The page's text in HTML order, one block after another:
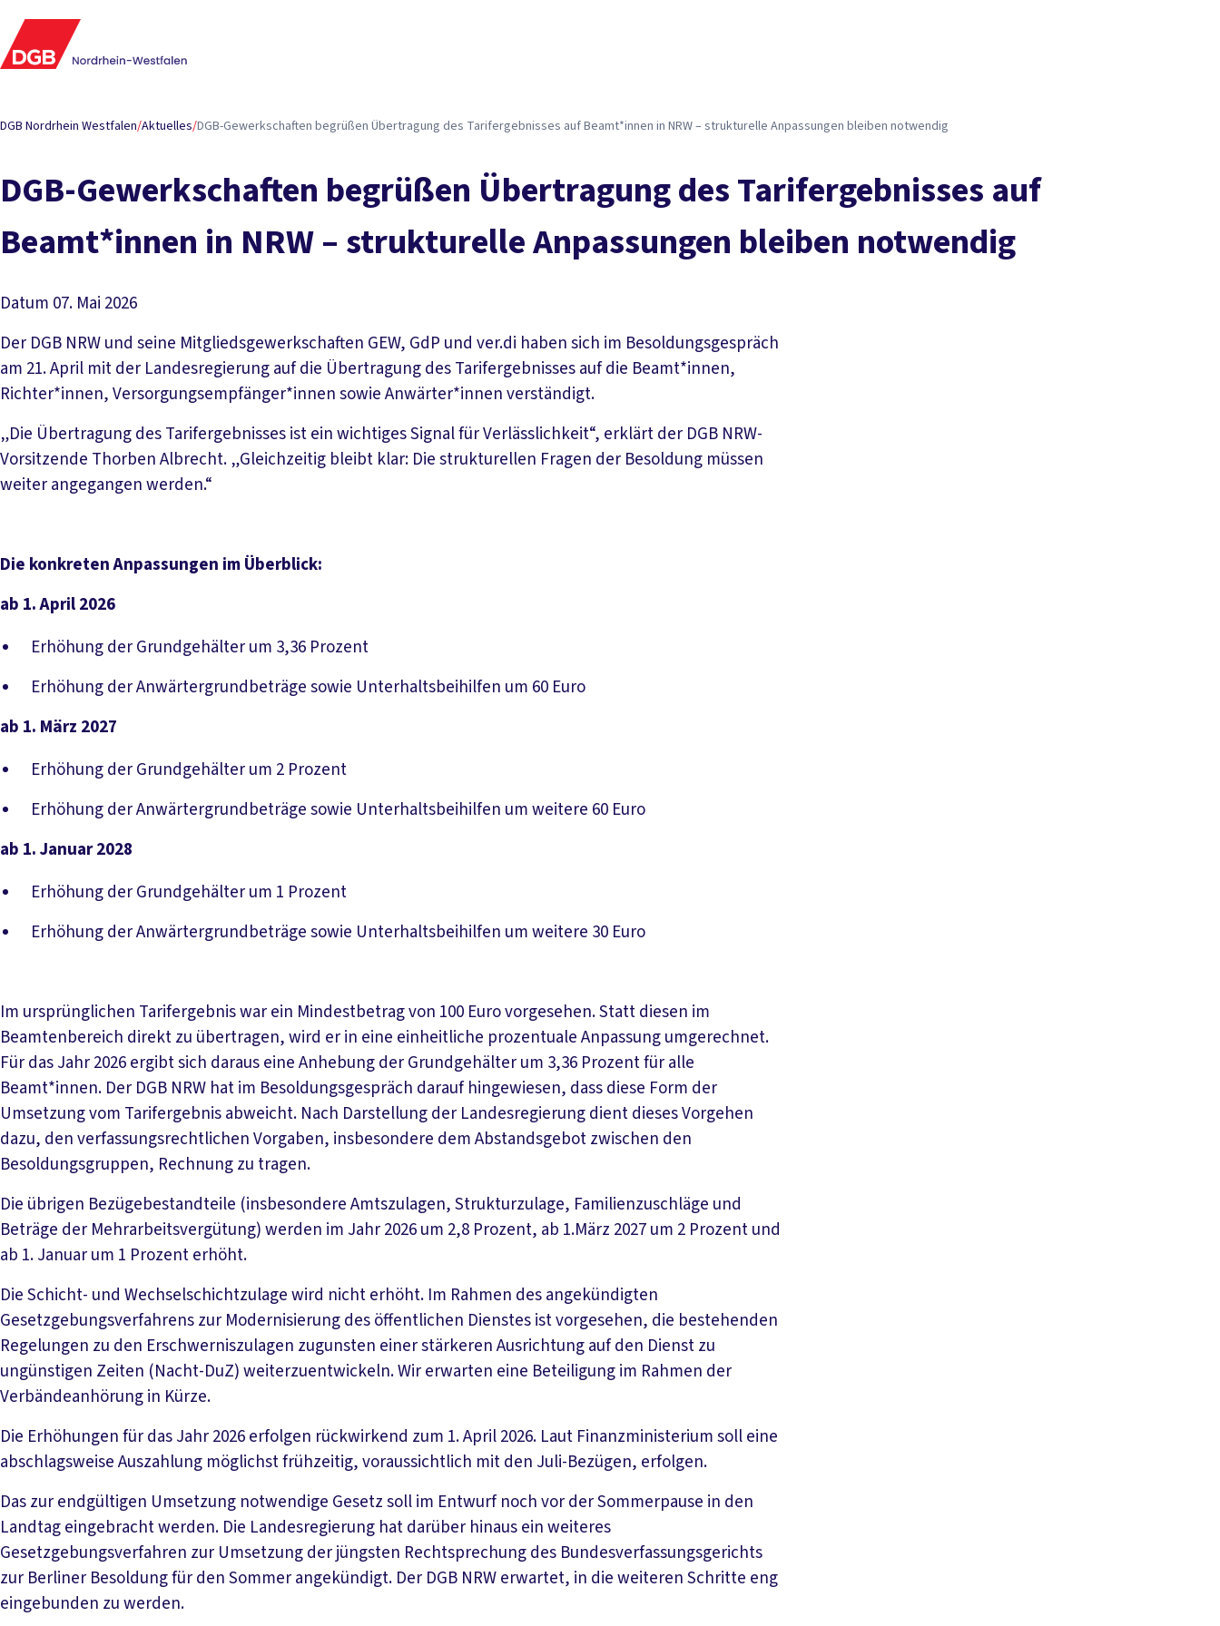
DGB Nordrhein Westfalen/Aktuelles/DGB-Gewerkschaften begrüßen Übertragung des Tarifergebnisses auf Beamt*innen in NRW – strukturelle Anpassungen bleiben notwendig
DGB-Gewerkschaften begrüßen Übertragung des Tarifergebnisses auf
Beamt*innen in NRW – strukturelle Anpassungen bleiben notwendig
Datum 07. Mai 2026
Der DGB NRW und seine Mitgliedsgewerkschaften GEW, GdP und ver.di haben sich im Besoldungsgespräch
am 21. April mit der Landesregierung auf die Übertragung des Tarifergebnisses auf die Beamt*innen,
Richter*innen, Versorgungsempfänger*innen sowie Anwärter*innen verständigt.
„Die Übertragung des Tarifergebnisses ist ein wichtiges Signal für Verlässlichkeit“, erklärt der DGB NRW-
Vorsitzende Thorben Albrecht. „Gleichzeitig bleibt klar: Die strukturellen Fragen der Besoldung müssen
weiter angegangen werden.“
Die konkreten Anpassungen im Überblick:
ab 1. April 2026
Erhöhung der Grundgehälter um 3,36 Prozent
Erhöhung der Anwärtergrundbeträge sowie Unterhaltsbeihilfen um 60 Euro
ab 1. März 2027
Erhöhung der Grundgehälter um 2 Prozent
Erhöhung der Anwärtergrundbeträge sowie Unterhaltsbeihilfen um weitere 60 Euro
ab 1. Januar 2028
Erhöhung der Grundgehälter um 1 Prozent
Erhöhung der Anwärtergrundbeträge sowie Unterhaltsbeihilfen um weitere 30 Euro
Im ursprünglichen Tarifergebnis war ein Mindestbetrag von 100 Euro vorgesehen. Statt diesen im
Beamtenbereich direkt zu übertragen, wird er in eine einheitliche prozentuale Anpassung umgerechnet.
Für das Jahr 2026 ergibt sich daraus eine Anhebung der Grundgehälter um 3,36 Prozent für alle
Beamt*innen. Der DGB NRW hat im Besoldungsgespräch darauf hingewiesen, dass diese Form der
Umsetzung vom Tarifergebnis abweicht. Nach Darstellung der Landesregierung dient dieses Vorgehen
dazu, den verfassungsrechtlichen Vorgaben, insbesondere dem Abstandsgebot zwischen den
Besoldungsgruppen, Rechnung zu tragen.
Die übrigen Bezügebestandteile (insbesondere Amtszulagen, Strukturzulage, Familienzuschläge und
Beträge der Mehrarbeitsvergütung) werden im Jahr 2026 um 2,8 Prozent, ab 1.März 2027 um 2 Prozent und
ab 1. Januar um 1 Prozent erhöht.
Die Schicht- und Wechselschichtzulage wird nicht erhöht. Im Rahmen des angekündigten
Gesetzgebungsverfahrens zur Modernisierung des öffentlichen Dienstes ist vorgesehen, die bestehenden
Regelungen zu den Erschwerniszulagen zugunsten einer stärkeren Ausrichtung auf den Dienst zu
ungünstigen Zeiten (Nacht-DuZ) weiterzuentwickeln. Wir erwarten eine Beteiligung im Rahmen der
Verbändeanhörung in Kürze.
Die Erhöhungen für das Jahr 2026 erfolgen rückwirkend zum 1. April 2026. Laut Finanzministerium soll eine
abschlagsweise Auszahlung möglichst frühzeitig, voraussichtlich mit den Juli-Bezügen, erfolgen.
Das zur endgültigen Umsetzung notwendige Gesetz soll im Entwurf noch vor der Sommerpause in den
Landtag eingebracht werden. Die Landesregierung hat darüber hinaus ein weiteres
Gesetzgebungsverfahren zur Umsetzung der jüngsten Rechtsprechung des Bundesverfassungsgerichts
zur Berliner Besoldung für den Sommer angekündigt. Der DGB NRW erwartet, in die weiteren Schritte eng
eingebunden zu werden.